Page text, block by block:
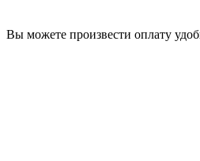
Вы можете произвести оплату